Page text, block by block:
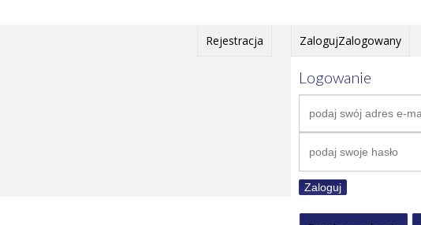
Rejestracja ZalogujZalogowany
Logowanie
Zaloguj